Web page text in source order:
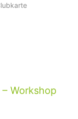
Workshop